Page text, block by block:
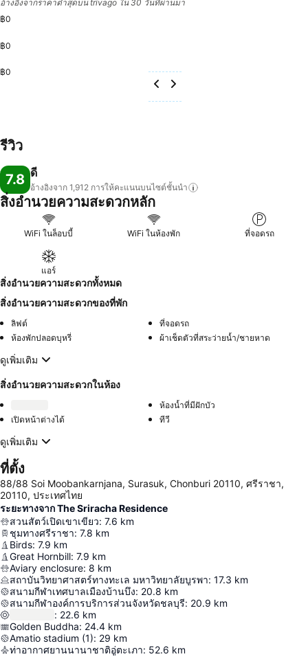
อ้างอิงจากราคาต่ำสุดบน trivago ใน 30 วันที่ผ่านมา
฿0
฿0
฿0
รีวิว
7.8 ดี
อ้างอิงจาก 1,912 การให้คะแนนบนไซต์ชั้นนำ
สิ่งอำนวยความสะดวกหลัก
WiFi ในล็อบบี้ WiFi ในห้องพัก ที่จอดรถ
แอร์
สิ่งอำนวยความสะดวกทั้งหมด
สิ่งอำนวยความสะดวกของที่พัก
ลิฟต์
ที่จอดรถ
ห้องพักปลอดบุหรี่
ผ้าเช็ดตัวที่สระว่ายน้ำ/ชายหาด
ดูเพิ่มเติม
สิ่งอำนวยความสะดวกในห้อง
ห้องน้ำที่มีฝักบัว
เปิดหน้าต่างได้
ทีวี
ดูเพิ่มเติม
ที่ตั้ง
88/88 Soi Moobankarnjana, Surasuk, Chonburi 20110, ศรีราชา,
20110, ประเทศไทย
ระยะทางจาก The Sriracha Residence
สวนสัตว์เปิดเขาเขียว: 7.6 km
ชุมทางศรีราชา: 7.8 km
Birds: 7.9 km
Great Hornbill: 7.9 km
Aviary enclosure: 8 km
สถาบันวิทยาศาสตร์ทางทะเล มหาวิทยาลัยบูรพา: 17.3 km
สนามกีฬาเทศบาลเมืองบ้านบึง: 20.8 km
สนามกีฬาองค์การบริการส่วนจังหวัดชลบุรี: 20.9 km
: 22.6 km
Golden Buddha: 24.4 km
Amatio stadium (1): 29 km
ท่าอากาศยานนานาชาติอู่ตะเภา: 52.6 km